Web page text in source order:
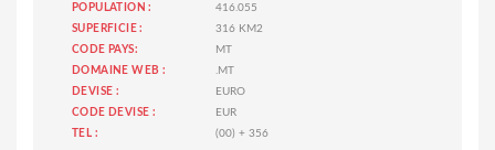
POPULATION :
416.055
SUPERFICIE :
316 KM2
CODE PAYS:
MT
DOMAINE WEB :
.MT
DEVISE :
EURO
CODE DEVISE :
EUR
TEL :
(00) + 356